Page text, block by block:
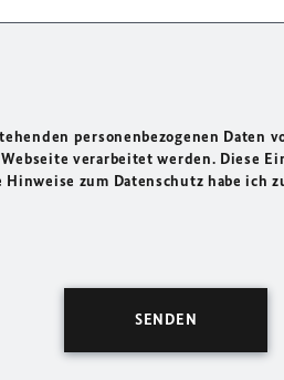
personenbezogenen Daten
verarbeitet werden. Diese
zum Datenschutz habe ich